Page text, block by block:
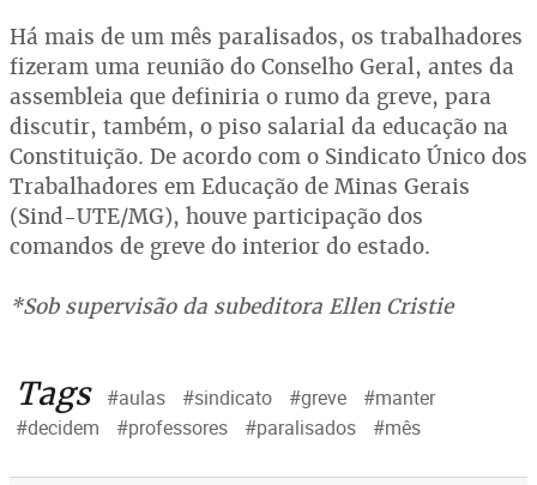
Há mais de um mês paralisados, os trabalhadores
fizeram uma reunião do Conselho Geral, antes da
assembleia que definiria o rumo da greve, para
discutir, também, o piso salarial da educação na
Constituição. De acordo com o Sindicato Único dos
Trabalhadores em Educação de Minas Gerais
(Sind-UTE/MG), houve participação dos
comandos de greve do interior do estado.
*Sob supervisão da subeditora Ellen Cristie
Tags #aulas #sindicato #greve
#manter
#decidem
#professores #paralisados #mês